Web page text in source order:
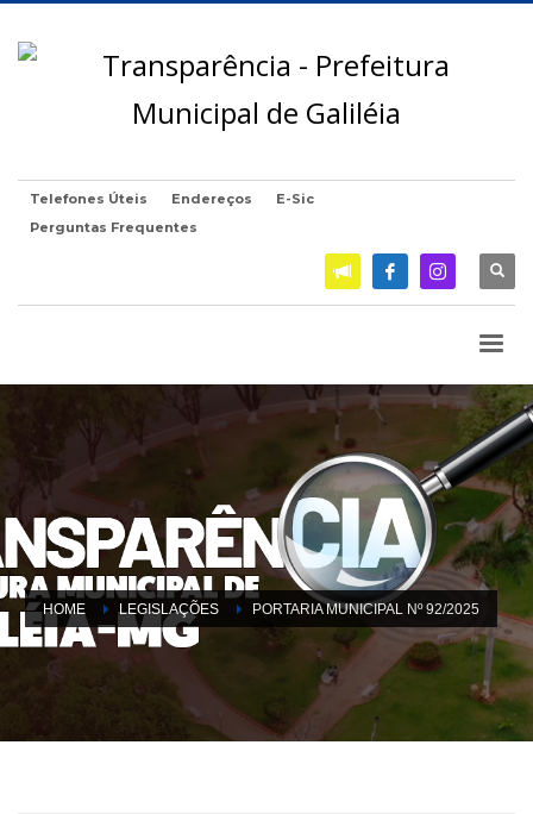
Telefones Úteis Endereços
E-Sic
Perguntas Frequentes
HOME LEGISLAÇÕES PORTARIA MUNICIPAL Nº 92/2025